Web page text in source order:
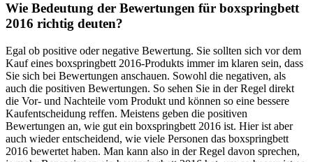
Wie Bedeutung der Bewertungen für boxspringbett
2016 richtig deuten?
Egal ob positive oder negative Bewertung. Sie sollten sich vor dem
Kauf eines boxspringbett 2016-Produkts immer im klaren sein, dass
Sie sich bei Bewertungen anschauen. Sowohl die negativen, als
auch die positiven Bewertungen. So sehen Sie in der Regel direkt
die Vor- und Nachteile vom Produkt und können so eine bessere
Kaufentscheidung reffen. Meistens geben die positiven
Bewertungen an, wie gut ein boxspringbett 2016 ist. Hier ist aber
auch wieder entscheidend, wie viele Personen das boxspringbett
2016 bewertet haben. Man kann also in der Regel davon sprechen,